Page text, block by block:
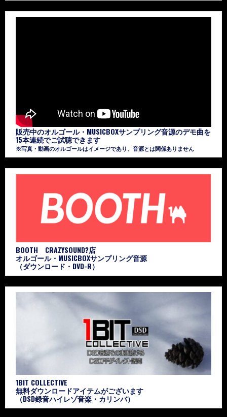
販売中のオルゴール・MUSICBOXサンプリング音源のデモ曲を
15本連続でご試聴できます
※写真・動画のオルゴールはイメージであり、音源とは関係ありません
BOOTH CRAZYSOUND?店
オルゴール・MUSICBOXサンプリング音源
（ダウンロード・DVD-R）
1BIT COLLECTIVE
無料ダウンロードアイテムがございます
（DSD録音ハイレゾ音楽・カリンバ）